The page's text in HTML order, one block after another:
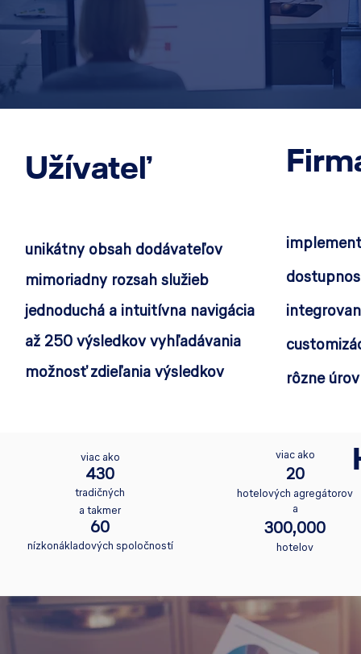
Užívateľ
unikátny obsah dodávateľov
mimoriadny rozsah služieb
jednoduchá a intuitívna navigácia
až 250 výsledkov vyhľadávania
možnosť zdieľania výsledkov
rôzne
viac ako
430
tradičných
a takmer
60
nízkonákladových spoločností
viac ako
20
hotelových agregátorov
a
300,000
hotelov